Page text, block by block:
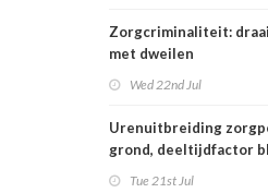
Zorgcriminaliteit:
met dweilen
Wed 22nd Jul
Urenuitbreiding
grond, deeltijdfactor
Tue 21st Jul